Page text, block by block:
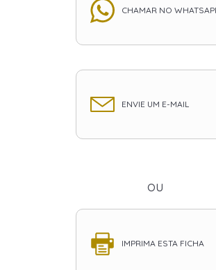
CHAMAR NO
ENVIE UM E-MAIL
ou
IMPRIMA ESTA FICHA